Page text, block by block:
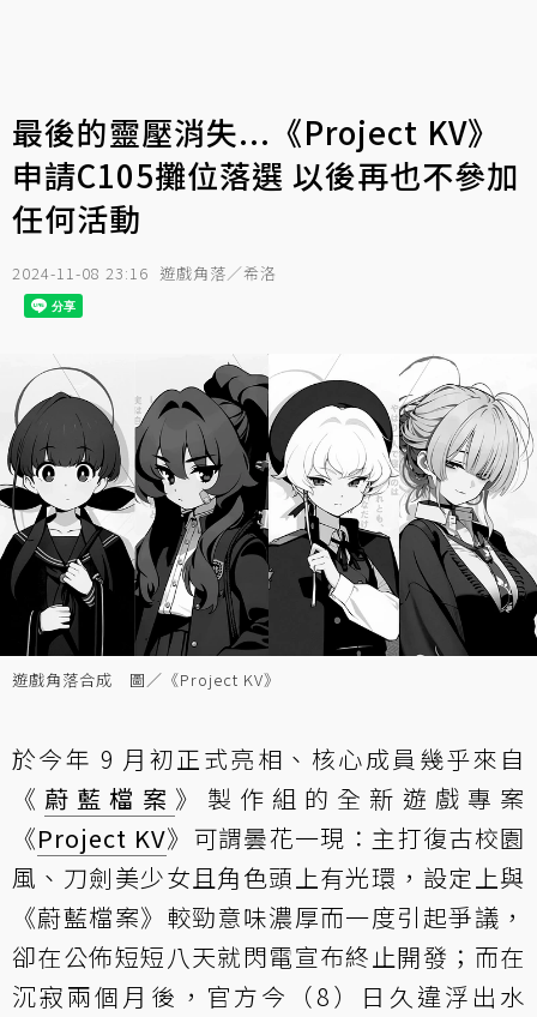
最後的靈壓消失...《Project KV》
申請C105攤位落選 以後再也不參加
任何活動
2024-11-08 23:16 遊戲角落／希洛
遊戲角落合成 圖／《Project KV》
於今年 9 月初正式亮相、核心成員幾乎來自
《 蔚藍檔案 》製作組的全新遊戲專案
《Project KV》可謂曇花一現：主打復古校園
風、刀劍美少女且角色頭上有光環，設定上與
《蔚藍檔案》較勁意味濃厚而一度引起爭議，
卻在公佈短短八天就閃電宣布終止開發；而在
沉寂兩個月後，官方今（8）日久違浮出水